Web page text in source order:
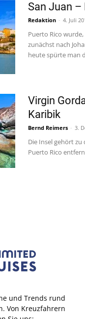
San Juan
Redaktion - 4. Juli
Puerto Rico
zunächst nach
heute spürte man
Virgin
Karibik
Bernd Reimers - 3.
Die Insel gehört
Puerto Rico
und Trends rund
Von Kreuzfahrern